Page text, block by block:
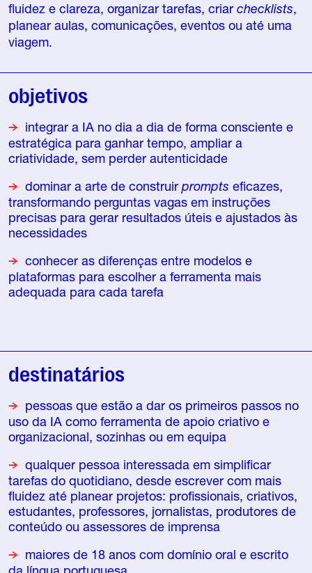
fluidez e clareza, organizar tarefas, criar checklists,
planear aulas, comunicações, eventos ou até uma
viagem.
objetivos
integrar a IA no dia a dia de forma consciente e
estratégica para ganhar tempo, ampliar a
criatividade, sem perder autenticidade
dominar a arte de construir prompts eficazes,
transformando perguntas vagas em instruções
precisas para gerar resultados úteis e ajustados às
necessidades
conhecer as diferenças entre modelos e
plataformas para escolher a ferramenta mais
adequada para cada tarefa
destinatários
pessoas que estão a dar os primeiros passos no
uso da IA como ferramenta de apoio criativo e
organizacional, sozinhas ou em equipa
qualquer pessoa interessada em simplificar
tarefas do quotidiano, desde escrever com mais
fluidez até planear projetos: profissionais, criativos,
estudantes, professores, jornalistas, produtores de
conteúdo ou assessores de imprensa
maiores de 18 anos com domínio oral e escrito